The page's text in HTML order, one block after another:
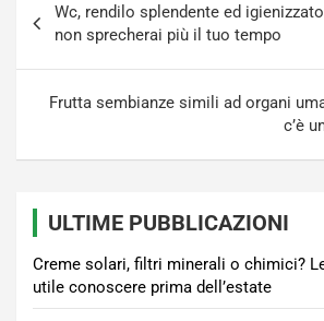
articoli
Wc, rendilo splendente ed
non sprecherai più il tuo tempo
Frutta sembianze simili ad organi
c’è
ULTIME PUBBLICAZIONI
Creme solari, filtri minerali o chimici?
utile conoscere prima dell’estate